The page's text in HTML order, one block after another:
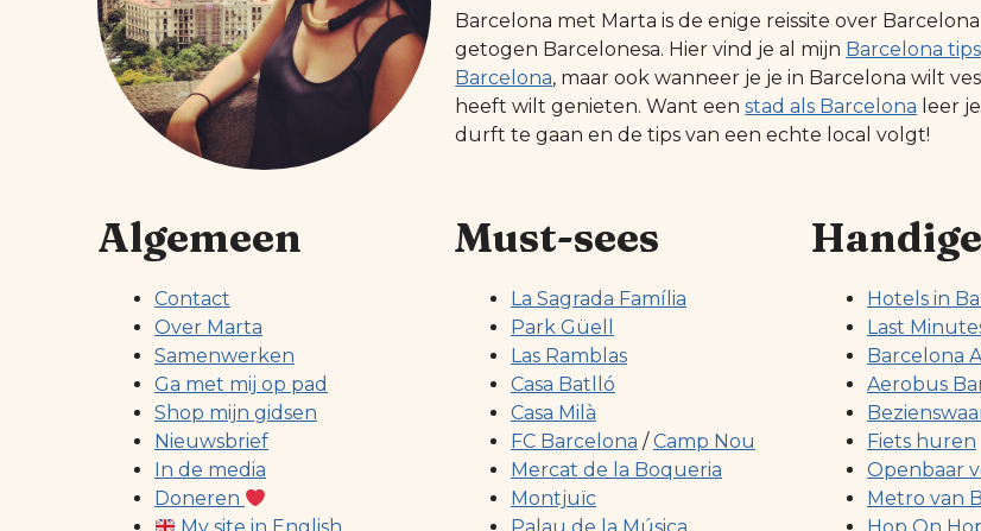
Barcelona met Marta is de enige reissite over
getogen Barcelonesa. Hier vind je al mijn Barcelona tips
Barcelona, maar ook wanneer je je in Barcelona wilt
heeft wilt genieten. Want eenstad als Barcelona leer
durft te gaan en de tips van een echte local volgt!
Algemeen
Contact
Over Marta
Samenwerken
Ga met mij op pad
Shop mijn gidsen
Nieuwsbrief
In de media
Doneren
Must-sees
La Sagrada Família
Park Güell
Las Ramblas
Casa Batlló
Casa Milà
FC Barcelona /Camp Nou
Mercat de la Boqueria
Montjuïc
Hotels in
Last
Barcelona
Aerobus
Fiets huren
Openbaar
Metro van